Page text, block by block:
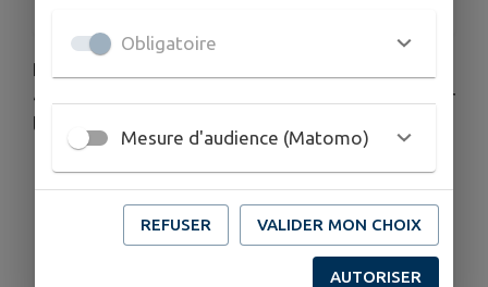
Rendez-vous à l'Auberge Sainte Catherine à 19 h
45 pour les différentes soirées jeux (voir dates sur
l'affiche).
Télécharger la pièce jointe
Obligatoire
Mesure d'audience (Matomo)
REFUSER VALIDER MON CHOIX
AUTORISER